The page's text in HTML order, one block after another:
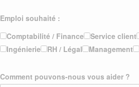
Emploi souhaité :
Comptabilité / Finance
Service client
Ingénierie
RH / Légal Management
Comment pouvons-nous vous aider ?